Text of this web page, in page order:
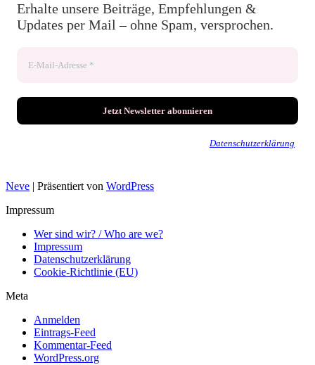
Erhalte unsere Beiträge, Empfehlungen &
Updates per Mail – ohne Spam, versprochen.
Datenschutzerklärung
Neve | Präsentiert von WordPress
Impressum
Wer sind wir? / Who are we?
Impressum
Datenschutzerklärung
Cookie-Richtlinie (EU)
Meta
Anmelden
Eintrags-Feed
Kommentar-Feed
WordPress.org